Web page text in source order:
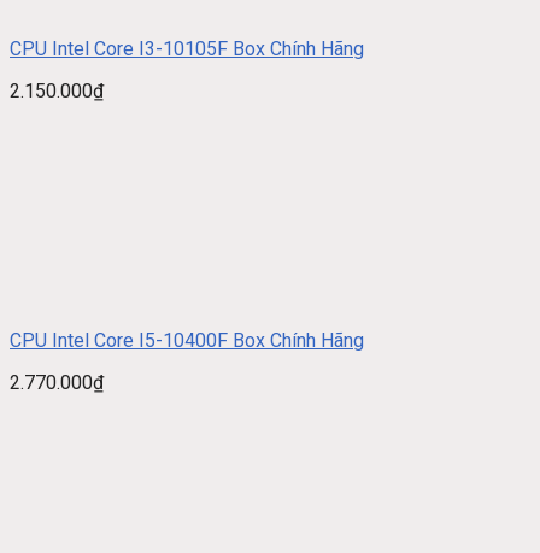
CPU Intel Core I3-10105F Box Chính Hãng
2.150.000₫
CPU Intel Core I5-10400F Box Chính Hãng
2.770.000₫